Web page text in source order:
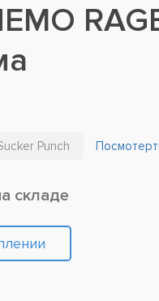
Punch
складе